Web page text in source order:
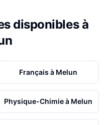
disponibles à
Français à Melun
Physique-Chimieà Melun